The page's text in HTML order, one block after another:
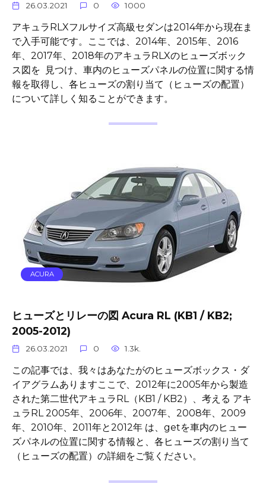
26.03.2021 0 1000
アキュラRLXフルサイズ高級セダンは2014年から現在ま
で入手可能です。ここでは、2014年、2015年、2016
年、2017年、2018年のアキュラRLXのヒューズボック
ス図を 見つけ、車内のヒューズパネルの位置に関する情
報を取得し、各ヒューズの割り当て（ヒューズの配置）
について詳しく知ることができます。
ACURA
ヒューズとリレーの図 Acura RL (KB1 / KB2;
2005-2012)
26.03.2021 0 1.3k.
この記事では、我々はあなたがのヒューズボックス・ダ
イアグラムありますここで、2012年に2005年から製造
された第二世代アキュラRL（KB1 / KB2）、考える アキ
ュラRL 2005年、2006年、2007年、2008年、2009
年、2010年、2011年と2012年 は、getを車内のヒュー
ズパネルの位置に関する情報と、各ヒューズの割り当て
（ヒューズの配置）の詳細をご覧ください。